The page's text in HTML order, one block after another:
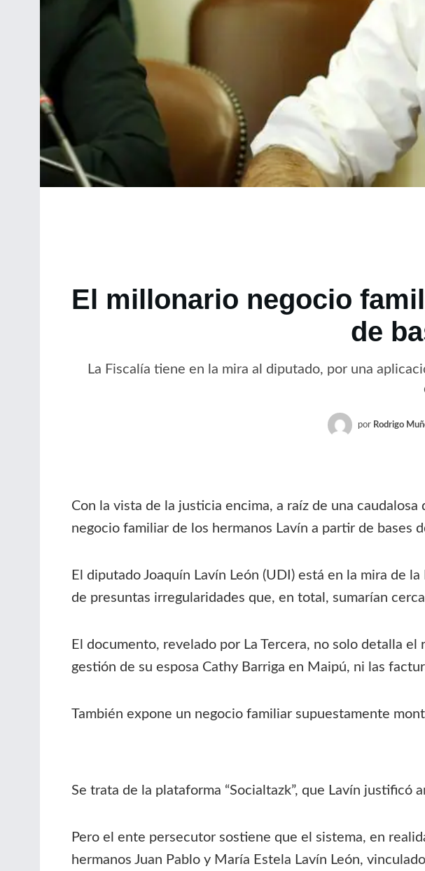
El millonario negocio
de
La Fiscalía tiene en la mira al diputado, por una
por Rodrigo
Con la vista de la justicia encima, a raíz de una
negocio familiar de los hermanos Lavín a partir de bases
El diputado Joaquín Lavín León (UDI) está en la mira de
de presuntas irregularidades que, en total, sumarían
El documento, revelado por La Tercera, no solo detalla
gestión de su esposa Cathy Barriga en Maipú, ni las
También expone un negocio familiar supuestamente
Se trata de la plataforma “Socialtazk”, que Lavín
Pero el ente persecutor sostiene que el sistema, en
hermanos Juan Pablo y María Estela Lavín León,